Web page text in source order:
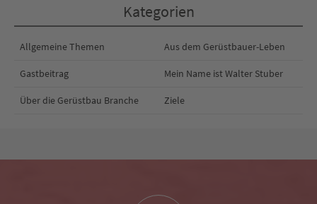
Kategorien
Allgemeine Themen Aus dem Gerüstbauer-Leben
Gastbeitrag Mein Name ist Walter Stuber
Über die Gerüstbau Branche Ziele